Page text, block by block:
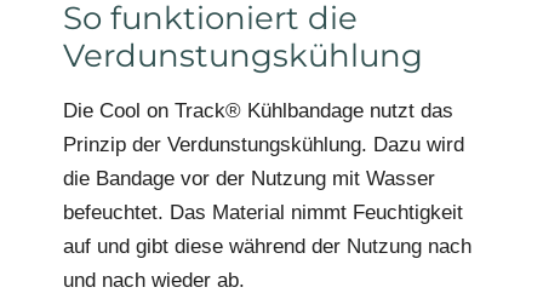
So funktioniert die
Verdunstungskühlung
Die Cool on Track® Kühlbandage nutzt das
Prinzip der Verdunstungskühlung. Dazu wird
die Bandage vor der Nutzung mit Wasser
befeuchtet. Das Material nimmt Feuchtigkeit
auf und gibt diese während der Nutzung nach
und nach wieder ab.